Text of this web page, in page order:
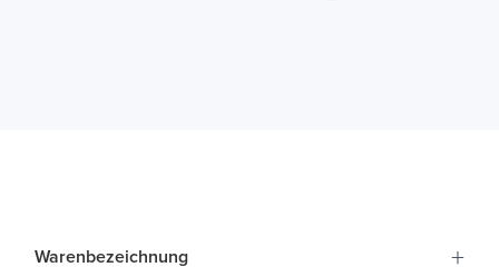
Warenbezeichnung +